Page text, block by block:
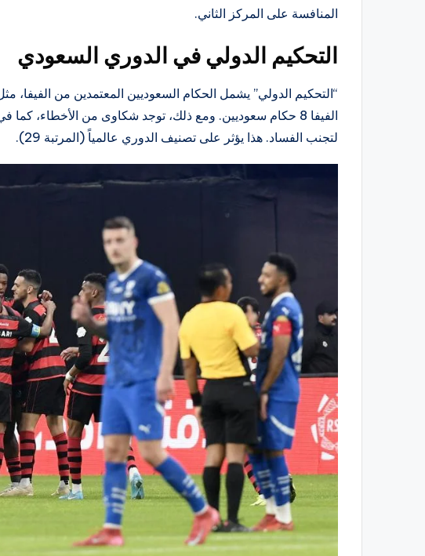
المنافسة على المركز الثاني.
التحكيم الدولي في الدوري السعودي
لتجنب الفساد. هذا يؤثر على تصنيف الدوري عالمياً (المرتبة 29).